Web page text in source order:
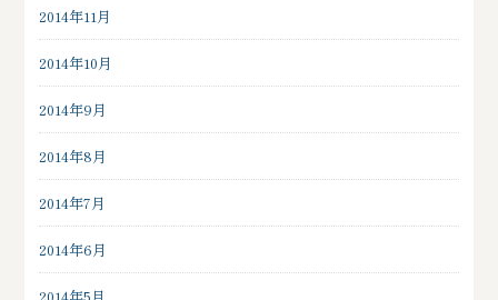
2014年11月
2014年10月
2014年9月
2014年8月
2014年7月
2014年6月